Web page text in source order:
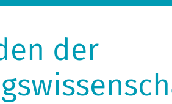
der